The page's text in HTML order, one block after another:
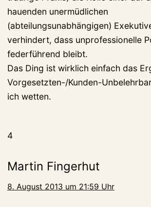
hauenden unermüdlichen
(abteilungsunabhängigen)
verhindert, dass unprofessionelle
federführend bleibt.
Das Ding ist wirklich einfach das
Vorgesetzten-/Kunden-
ich wetten.
4
Martin Fingerhut
8. August 2013 um 21:59 Uhr